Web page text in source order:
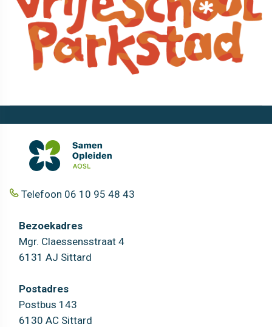
Telefoon 06 10 95 48 43
Bezoekadres
Mgr. Claessensstraat 4
6131 AJ Sittard
Postadres
Postbus 143
6130 AC Sittard